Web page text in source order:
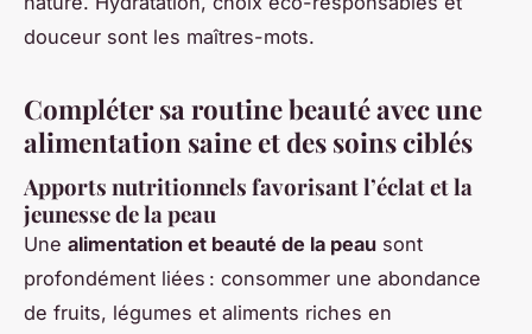
douceur sont les maîtres-mots.
Compléter sa routine beauté avec une
alimentation saine et des soins ciblés
Apports nutritionnels favorisant l’éclat et la
jeunesse de la peau
Une alimentation et beauté de la peau sont
profondément liées : consommer une abondance
de fruits, légumes et aliments riches en